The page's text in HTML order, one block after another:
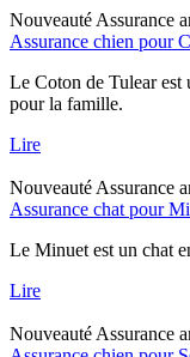
Nouveauté Assurance
Assurance chien pour
Le Coton de Tulear est
pour la famille.
Lire
Nouveauté Assurance
Assurance chat pour
Le Minuet est un chat
Lire
Nouveauté Assurance